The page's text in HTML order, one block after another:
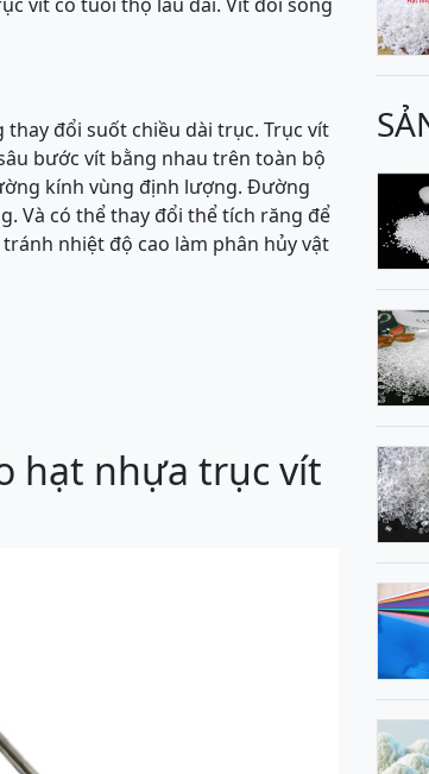
đổi suốt chiều dài trục. Trục vít
bước vít bằng nhau trên toàn bộ
kính vùng định lượng. Đường
Và có thể thay đổi thể tích răng để
nhiệt độ cao làm phân hủy vật
hạt nhựa trục vít